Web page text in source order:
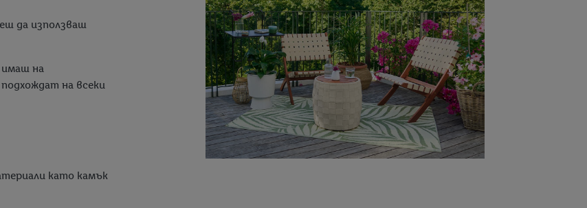
да използваш
на
на всеки
като камък